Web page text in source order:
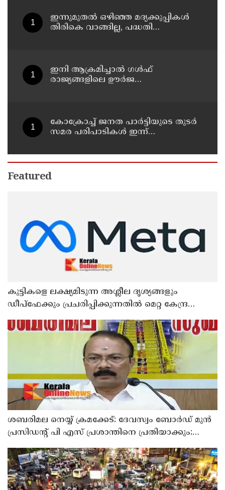
ഇന്നുമുതല്‍ ഒഴിഞ്ഞ മദ്യക്കുപ്പികള്‍
തിരികെ വാങ്ങില്ല, പദ്ധതി
ഇനി ആക്രമിച്ചാല്‍ ഗള്‍ഫ്
രാജ്യങ്ങളിലെ ഊര്‍ജ
കോക്രോച്ച് ജനത പാര്‍ട്ടിയുടെ തുടര്‍
സമര പരിപാടികള്‍ ഇന്ന്
Featured
കുട്ടികളെ ലക്ഷ്യമിടുന്ന അശ്ലീല ദൃശ്യങ്ങളും
ഡീപ്ഫേക്കും പ്രചരിപ്പിക്കുന്നതില്‍ മെറ്റ കേന്ദ്രത്തോട്
ശബരിമല നെയ്യ് ക്രമക്കേട്: ദേവസ്വം ബോര്‍ഡ് മുന്‍
പ്രസിഡന്റ് പി എസ് പ്രശാന്തിനെ പ്രതിയാക്കും: